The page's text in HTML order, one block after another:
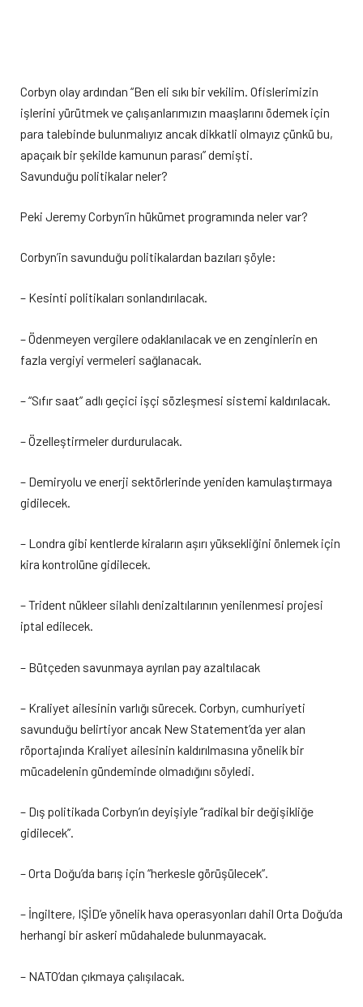
Corbyn olay ardından “Ben eli sıkı bir vekilim. Ofislerimizin
işlerini yürütmek ve çalışanlarımızın maaşlarını ödemek için
para talebinde bulunmalıyız ancak dikkatli olmayız çünkü bu,
apaçaık bir şekilde kamunun parası” demişti.
Savunduğu politikalar neler?
Peki Jeremy Corbyn’in hükümet programında neler var?
Corbyn’in savunduğu politikalardan bazıları şöyle:
– Kesinti politikaları sonlandırılacak.
– Ödenmeyen vergilere odaklanılacak ve en zenginlerin en
fazla vergiyi vermeleri sağlanacak.
– “Sıfır saat” adlı geçici işçi sözleşmesi sistemi kaldırılacak.
– Özelleştirmeler durdurulacak.
– Demiryolu ve enerji sektörlerinde yeniden kamulaştırmaya
gidilecek.
– Londra gibi kentlerde kiraların aşırı yüksekliğini önlemek için
kira kontrolüne gidilecek.
– Trident nükleer silahlı denizaltılarının yenilenmesi projesi
iptal edilecek.
– Bütçeden savunmaya ayrılan pay azaltılacak
– Kraliyet ailesinin varlığı sürecek. Corbyn, cumhuriyeti
savunduğu belirtiyor ancak New Statement’da yer alan
röportajında Kraliyet ailesinin kaldırılmasına yönelik bir
mücadelenin gündeminde olmadığını söyledi.
– Dış politikada Corbyn’ın deyişiyle “radikal bir değişikliğe
gidilecek”.
– Orta Doğu’da barış için “herkesle görüşülecek”.
– İngiltere, IŞİD’e yönelik hava operasyonları dahil Orta Doğu’da
herhangi bir askeri müdahalede bulunmayacak.
– NATO’dan çıkmaya çalışılacak.